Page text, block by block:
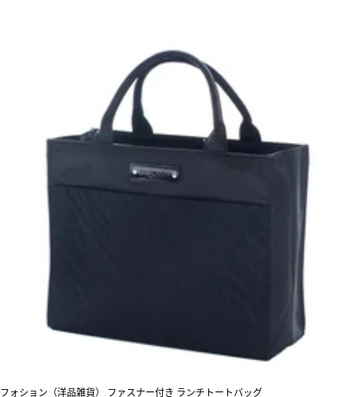
フォション（洋品雑貨） ファスナー付き ランチトートバッグ